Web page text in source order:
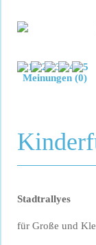
Meinungen (0)
Stadtrallyes
für Große und